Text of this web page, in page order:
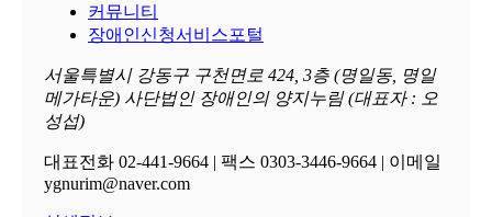
커뮤니티
장애인신청서비스포털
서울특별시 강동구 구천면로 424, 3층 (명일동, 명일
메가타운) 사단법인 장애인의 양지누림 (대표자 : 오
성섭)
대표전화 02-441-9664 | 팩스 0303-3446-9664 | 이메일
ygnurim@naver.com